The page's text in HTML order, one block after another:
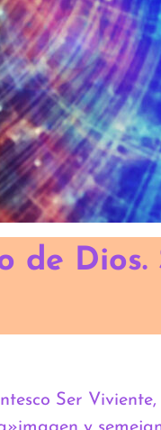
de Dios.
Ser